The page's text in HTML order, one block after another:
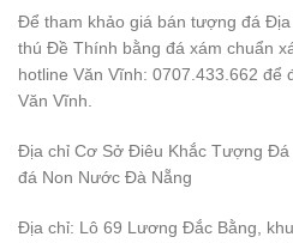
Để tham khảo giá bán tượng đá
thú Đề Thính bằng đá xám chuẩn
hotline Văn Vĩnh: 0707.433.662 để
Văn Vĩnh.
Địa chỉ Cơ Sở Điêu Khắc Tượng
đá Non Nước Đà Nẵng
Địa chỉ: Lô 69 Lương Đắc Bằng,